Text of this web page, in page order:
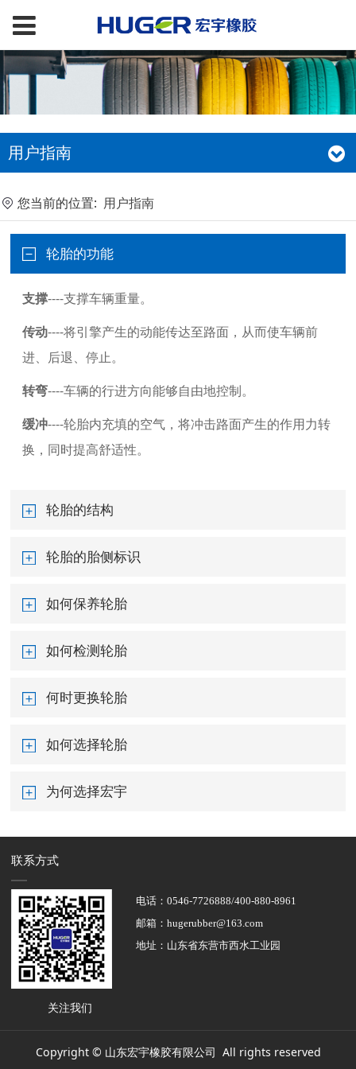
用户指南
您当前的位置: 用户指南
轮胎的功能
支撑----支撑车辆重量。
传动----将引擎产生的动能传达至路面，从而使车辆前
进、后退、停止。
转弯----车辆的行进方向能够自由地控制。
缓冲----轮胎内充填的空气，将冲击路面产生的作用力转
换，同时提高舒适性。
轮胎的结构
轮胎的胎侧标识
如何保养轮胎
如何检测轮胎
何时更换轮胎
如何选择轮胎
为何选择宏宇
联系方式
关注我们
电话：0546-7726888/400-880-8961
邮箱：hugerubber@163.com
地址：山东省东营市西水工业园
Copyright © 山东宏宇橡胶有限公司 All rights reserved